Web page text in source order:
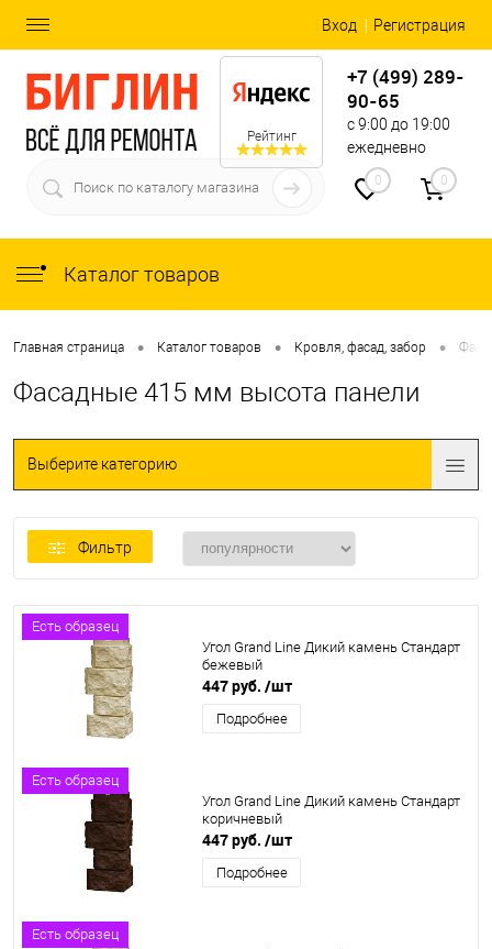
Вход Регистрация
Рейтинг
+7 (499) 289-
90-65
с 9:00 до 19:00
ежедневно
0 0
Каталог товаров
Главная страница • Каталог товаров • Кровля, фасад, забор •
Фасадные 415 мм высота панели
Выберите категорию
Фильтр
Есть образец
Угол Grand Line Дикий камень Стандарт
бежевый
447 руб. /шт
Подробнее
Есть образец
Угол Grand Line Дикий камень Стандарт
коричневый
447 руб. /шт
Подробнее
Есть образец